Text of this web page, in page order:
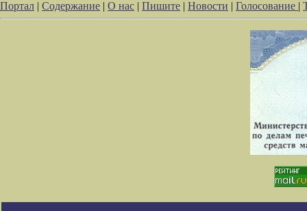
Портал | Содержание | О нас | Пишите | Новости | Голосование |